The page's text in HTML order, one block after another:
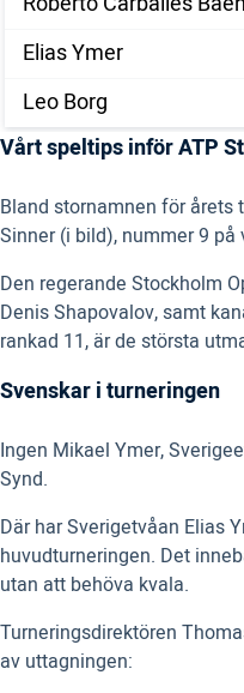
Elias Ymer
Leo Borg
Vårt speltips inför ATP
Bland stornamnen för
Sinner (i bild), nummer 9 på
Den regerande Stockholm
Denis Shapovalov, samt
rankad 11, är de största
Svenskar i turneringen
Ingen Mikael Ymer,
Synd.
Där har Sverigetvåan Elias
huvudturneringen. Det
utan att behöva kvala.
Turneringsdirektören
av uttagningen: